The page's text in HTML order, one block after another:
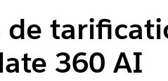
de
360 AI